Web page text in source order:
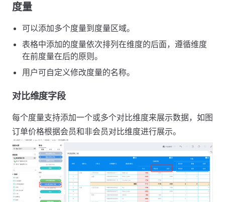
度量
可以添加多个度量到度量区域。
表格中添加的度量依次排列在维度的后面，遵循维度
在前度量在后的原则。
用户可自定义修改度量的名称。
对比维度字段
每个度量支持添加一个或多个对比维度来展示数据，如图
订单价格根据会员和非会员对比维度进行展示。